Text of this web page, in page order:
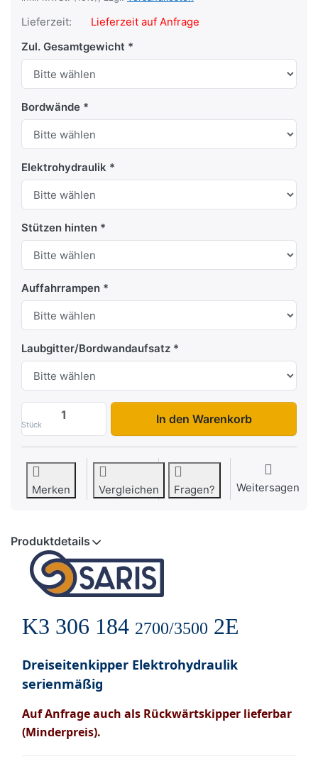
Lieferzeit:
Lieferzeit auf Anfrage
Zul. Gesamtgewicht
Bordwände
Elektrohydraulik
Stützen hinten
Auffahrrampen
Laubgitter/Bordwandaufsatz
Stück
K3 306 184 2E zu 6.445,92 €, Menge 1.
In den Warenkorb
Merken Vergleichen Fragen? Weitersagen
Produktdetails
K3 306 184 2700/3500 2E
Dreiseitenkipper Elektrohydraulik
serienmäßig
Auf Anfrage auch als Rückwärtskipper lieferbar
(Minderpreis).